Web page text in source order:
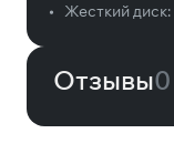
•
Жесткий диск:
Отзывы0